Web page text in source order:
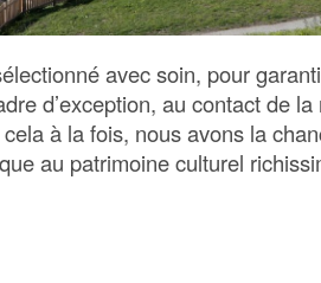
avec soin, pour
d’exception, au contact de
à la fois, nous avons la
au patrimoine culturel